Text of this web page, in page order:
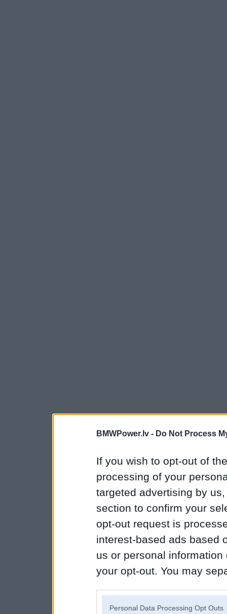
BMWPower.lv - Do Not Process
If you wish to opt-out of
processing of your
targeted advertising by
section to confirm your
opt-out request is
interest-based ads based
us or personal
your opt-out. You may
Personal Data Processing Opt Outs